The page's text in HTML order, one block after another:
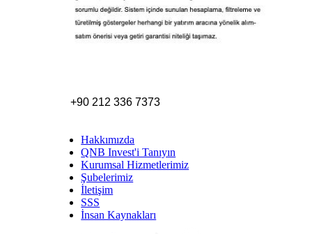
+90 212 336 7373
Hakkımızda
QNB Invest'i Tanıyın
Kurumsal Hizmetlerimiz
Şubelerimiz
İletişim
SSS
İnsan Kaynakları